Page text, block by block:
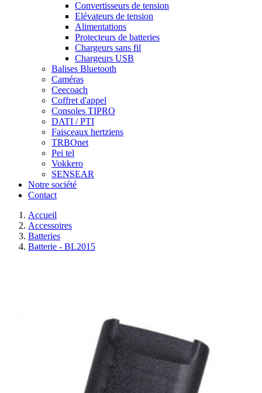
Convertisseurs de tension
Elévateurs de tension
Alimentations
Protecteurs de batteries
Chargeurs sans fil
Chargeurs USB
Balises Bluetooth
Caméras
Ceecoach
Coffret d'appel
Consoles TIPRO
DATI / PTI
Faisceaux hertziens
TRBOnet
Pei tel
Vokkero
SENSEAR
Notre société
Contact
Accueil
Accessoires
Batteries
Batterie - BL2015